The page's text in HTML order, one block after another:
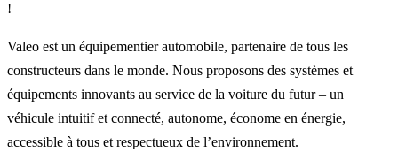
!
Valeo est un équipementier automobile, partenaire de tous les
constructeurs dans le monde. Nous proposons des systèmes et
équipements innovants au service de la voiture du futur – un
véhicule intuitif et connecté, autonome, économe en énergie,
accessible à tous et respectueux de l’environnement.